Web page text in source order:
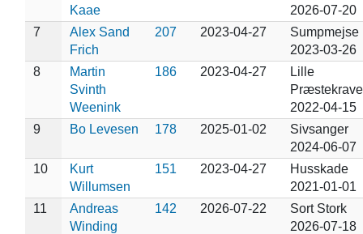
Kaae
2026-07-20
7
Alex Sand
Frich
207 2023-04-27
Sumpmejse
2023-03-26
8
Martin
Svinth
Weenink
186 2023-04-27
Lille
Præstekrave
2022-04-15
9
Bo Levesen 178 2025-01-02
Sivsanger
2024-06-07
10
Kurt
Willumsen
151 2023-04-27
Husskade
2021-01-01
11
Andreas
Winding
142 2026-07-22
Sort Stork
2026-07-18